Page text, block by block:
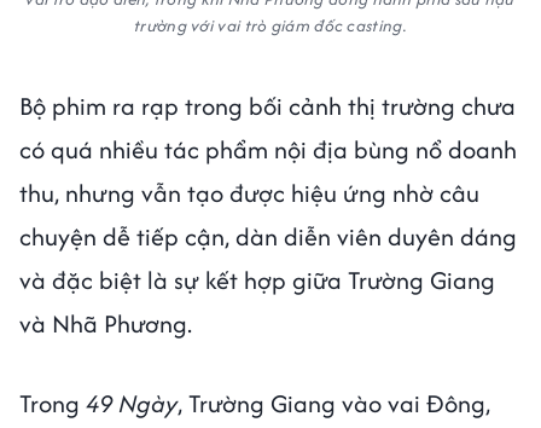
trường với vai trò giám đốc casting.
Bộ phim ra rạp trong bối cảnh thị trường chưa
có quá nhiều tác phẩm nội địa bùng nổ doanh
thu, nhưng vẫn tạo được hiệu ứng nhờ câu
chuyện dễ tiếp cận, dàn diễn viên duyên dáng
và đặc biệt là sự kết hợp giữa Trường Giang
và Nhã Phương.
Trong 49 Ngày, Trường Giang vào vai Đông,